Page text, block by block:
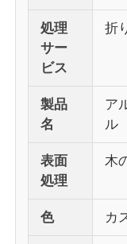
お問い合わせ
見積もりを依頼
押出アルミニ
アルミ製のキ
処理
サー
ビス
折
製品
名
ア
ル
表面
処理
木
色 カ